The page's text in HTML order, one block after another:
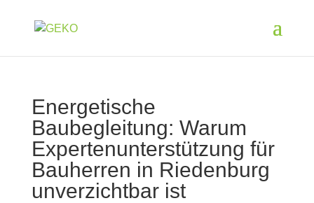
Energetische
Baubegleitung: Warum
Expertenunterstützung für
Bauherren in Riedenburg
unverzichtbar ist